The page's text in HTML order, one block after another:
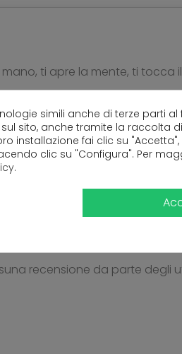
ti apre la mente, ti
lato.
trucchi e altro.
recensione da parte degli
simili anche di terze parti
sito, anche tramite la raccolta
installazione fai clic su
clic su "Configura". Per
.